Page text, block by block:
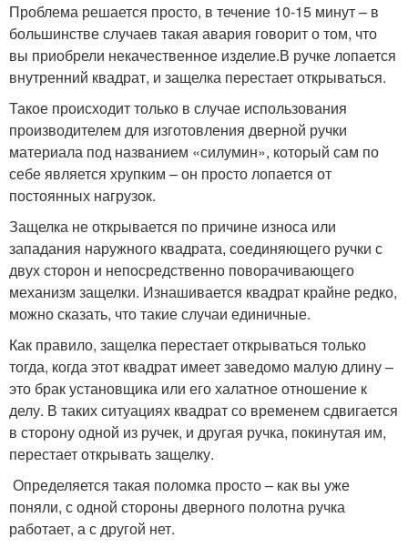
Проблема решается просто, в течение 10-15 минут – в
большинстве случаев такая авария говорит о том, что
вы приобрели некачественное изделие.В ручке лопается
внутренний квадрат, и защелка перестает открываться.
Такое происходит только в случае использования
производителем для изготовления дверной ручки
материала под названием «силумин», который сам по
себе является хрупким – он просто лопается от
постоянных нагрузок.
Защелка не открывается по причине износа или
западания наружного квадрата, соединяющего ручки с
двух сторон и непосредственно поворачивающего
механизм защелки. Изнашивается квадрат крайне редко,
можно сказать, что такие случаи единичные.
Как правило, защелка перестает открываться только
тогда, когда этот квадрат имеет заведомо малую длину –
это брак установщика или его халатное отношение к
делу. В таких ситуациях квадрат со временем сдвигается
в сторону одной из ручек, и другая ручка, покинутая им,
перестает открывать защелку.
Определяется такая поломка просто – как вы уже
поняли, с одной стороны дверного полотна ручка
работает, а с другой нет.